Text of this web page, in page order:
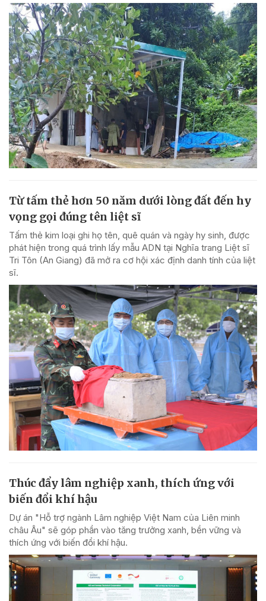
Từ tấm thẻ hơn 50 năm dưới lòng đất đến hy
vọng gọi đúng tên liệt sĩ
Tấm thẻ kim loại ghi họ tên, quê quán và ngày hy sinh, được
phát hiện trong quá trình lấy mẫu ADN tại Nghĩa trang Liệt sĩ
Tri Tôn (An Giang) đã mở ra cơ hội xác định danh tính của liệt
sĩ.
Thúc đẩy lâm nghiệp xanh, thích ứng với
biến đổi khí hậu
Dự án "Hỗ trợ ngành Lâm nghiệp Việt Nam của Liên minh
châu Âu" sẽ góp phần vào tăng trưởng xanh, bền vững và
thích ứng với biến đổi khí hậu.